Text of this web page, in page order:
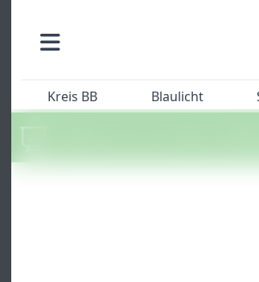
Kreis BB Blaulicht
Machen Sie mit beim SZ/